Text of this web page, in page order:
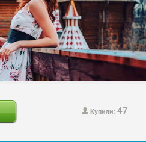
Купили:47